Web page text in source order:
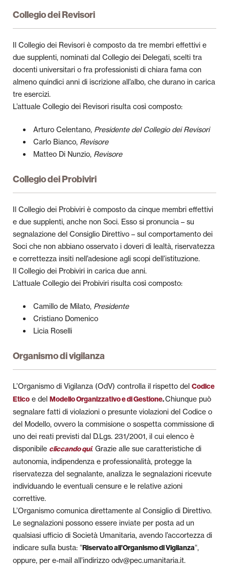
Collegio dei Revisori
Il Collegio dei Revisori è composto da tre membri effettivi e
due supplenti, nominati dal Collegio dei Delegati, scelti tra
docenti universitari o fra professionisti di chiara fama con
almeno quindici anni di iscrizione all’albo, che durano in carica
tre esercizi.
L’attuale Collegio dei Revisori risulta così composto:
Arturo Celentano, Presidente del Collegio dei Revisori
Carlo Bianco, Revisore
Matteo Di Nunzio, Revisore
Collegio dei Probiviri
Il Collegio dei Probiviri è composto da cinque membri effettivi
e due supplenti, anche non Soci. Esso si pronuncia – su
segnalazione del Consiglio Direttivo – sul comportamento dei
Soci che non abbiano osservato i doveri di lealtà, riservatezza
e correttezza insiti nell’adesione agli scopi dell’istituzione.
Il Collegio dei Probiviri in carica due anni.
L’attuale Collegio dei Probiviri risulta così composto:
Camillo de Milato, Presidente
Cristiano Domenico
Licia Roselli
Organismo di vigilanza
L’Organismo di Vigilanza (OdV) controlla il rispetto del Codice
Etico e del Modello Organizzativo e di Gestione.Chiunque può
segnalare fatti di violazioni o presunte violazioni del Codice o
del Modello, ovvero la commisione o sospetta commissione di
uno dei reati previsti dal D.Lgs. 231/2001, il cui elenco è
disponibile cliccando qui. Grazie alle sue caratteristiche di
autonomia, indipendenza e professionalità, protegge la
riservatezza del segnalante, analizza le segnalazioni ricevute
individuando le eventuali censure e le relative azioni
correttive.
L’Organismo comunica direttamente al Consiglio di Direttivo.
Le segnalazioni possono essere inviate per posta ad un
qualsiasi ufficio di Società Umanitaria, avendo l’accortezza di
indicare sulla busta: “Riservato all’Organismo di Vigilanza“,
oppure, per e-mail all’indirizzo odv@pec.umanitaria.it.